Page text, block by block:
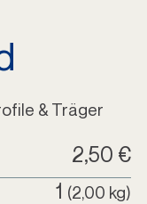
& Träger
2,50 €
1 (2,00 kg)